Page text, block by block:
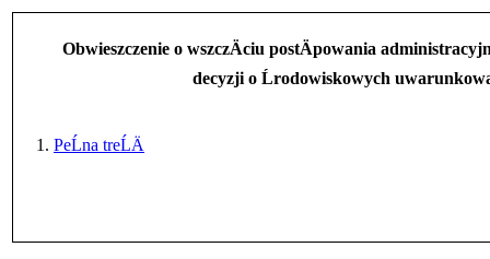
Obwieszczenie o wszczÄciu postÄpowania
decyzji o Ĺrodowiskowych
1. PeĹna treĹÄ